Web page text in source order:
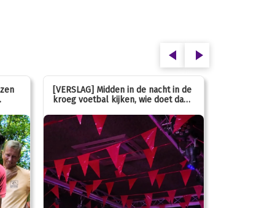
[VERSLAG] Midden in de nacht in de
kroeg voetbal kijken, wie doet dan